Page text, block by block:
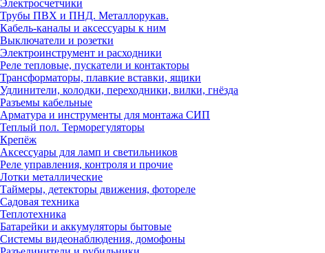
Электросчетчики
Трубы ПВХ и ПНД. Металлорукав.
Кабель-каналы и аксессуары к ним
Выключатели и розетки
Электроинструмент и расходники
Реле тепловые, пускатели и контакторы
Трансформаторы, плавкие вставки, ящики
Удлинители, колодки, переходники, вилки, гнёзда
Разъемы кабельные
Арматура и инструменты для монтажа СИП
Теплый пол. Терморегуляторы
Крепёж
Аксессуары для ламп и светильников
Реле управления, контроля и прочие
Лотки металлические
Таймеры, детекторы движения, фотореле
Садовая техника
Теплотехника
Батарейки и аккумуляторы бытовые
Системы видеонаблюдения, домофоны